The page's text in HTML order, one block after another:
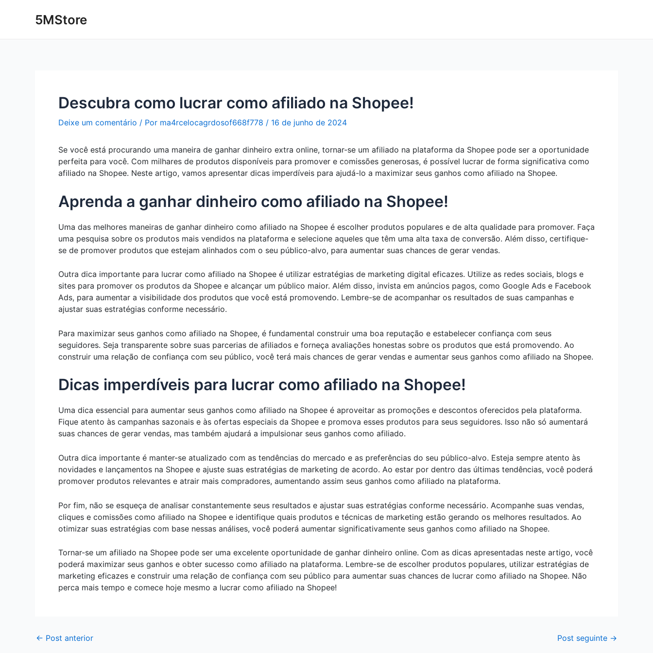
5MStore
Descubra como lucrar como afiliado na Shopee!
Deixe um comentário / Por ma4rcelocagrdosof668f778 / 16 de junho de 2024
Se você está procurando uma maneira de ganhar dinheiro extra online, tornar-se um afiliado na plataforma da Shopee pode ser a oportunidade
perfeita para você. Com milhares de produtos disponíveis para promover e comissões generosas, é possível lucrar de forma significativa como
afiliado na Shopee. Neste artigo, vamos apresentar dicas imperdíveis para ajudá-lo a maximizar seus ganhos como afiliado na Shopee.
Aprenda a ganhar dinheiro como afiliado na Shopee!
Uma das melhores maneiras de ganhar dinheiro como afiliado na Shopee é escolher produtos populares e de alta qualidade para promover. Faça
uma pesquisa sobre os produtos mais vendidos na plataforma e selecione aqueles que têm uma alta taxa de conversão. Além disso, certifique-
se de promover produtos que estejam alinhados com o seu público-alvo, para aumentar suas chances de gerar vendas.
Outra dica importante para lucrar como afiliado na Shopee é utilizar estratégias de marketing digital eficazes. Utilize as redes sociais, blogs e
sites para promover os produtos da Shopee e alcançar um público maior. Além disso, invista em anúncios pagos, como Google Ads e Facebook
Ads, para aumentar a visibilidade dos produtos que você está promovendo. Lembre-se de acompanhar os resultados de suas campanhas e
ajustar suas estratégias conforme necessário.
Para maximizar seus ganhos como afiliado na Shopee, é fundamental construir uma boa reputação e estabelecer confiança com seus
seguidores. Seja transparente sobre suas parcerias de afiliados e forneça avaliações honestas sobre os produtos que está promovendo. Ao
construir uma relação de confiança com seu público, você terá mais chances de gerar vendas e aumentar seus ganhos como afiliado na Shopee.
Dicas imperdíveis para lucrar como afiliado na Shopee!
Uma dica essencial para aumentar seus ganhos como afiliado na Shopee é aproveitar as promoções e descontos oferecidos pela plataforma.
Fique atento às campanhas sazonais e às ofertas especiais da Shopee e promova esses produtos para seus seguidores. Isso não só aumentará
suas chances de gerar vendas, mas também ajudará a impulsionar seus ganhos como afiliado.
Outra dica importante é manter-se atualizado com as tendências do mercado e as preferências do seu público-alvo. Esteja sempre atento às
novidades e lançamentos na Shopee e ajuste suas estratégias de marketing de acordo. Ao estar por dentro das últimas tendências, você poderá
promover produtos relevantes e atrair mais compradores, aumentando assim seus ganhos como afiliado na plataforma.
Por fim, não se esqueça de analisar constantemente seus resultados e ajustar suas estratégias conforme necessário. Acompanhe suas vendas,
cliques e comissões como afiliado na Shopee e identifique quais produtos e técnicas de marketing estão gerando os melhores resultados. Ao
otimizar suas estratégias com base nessas análises, você poderá aumentar significativamente seus ganhos como afiliado na Shopee.
Tornar-se um afiliado na Shopee pode ser uma excelente oportunidade de ganhar dinheiro online. Com as dicas apresentadas neste artigo, você
poderá maximizar seus ganhos e obter sucesso como afiliado na plataforma. Lembre-se de escolher produtos populares, utilizar estratégias de
marketing eficazes e construir uma relação de confiança com seu público para aumentar suas chances de lucrar como afiliado na Shopee. Não
perca mais tempo e comece hoje mesmo a lucrar como afiliado na Shopee!
navigation
← Post anterior Post seguinte →